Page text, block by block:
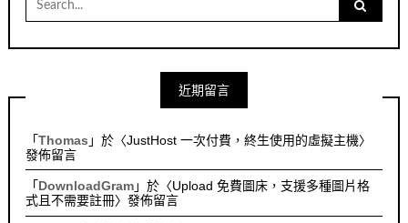
for:
近期留言
「Thomas 」於〈JustHost 一次付費，終生使用的虛擬主機〉
發佈留言
「 DownloadGram」於〈Upload 免費圖床，支援多種圖片格
式且不需要註冊〉發佈留言